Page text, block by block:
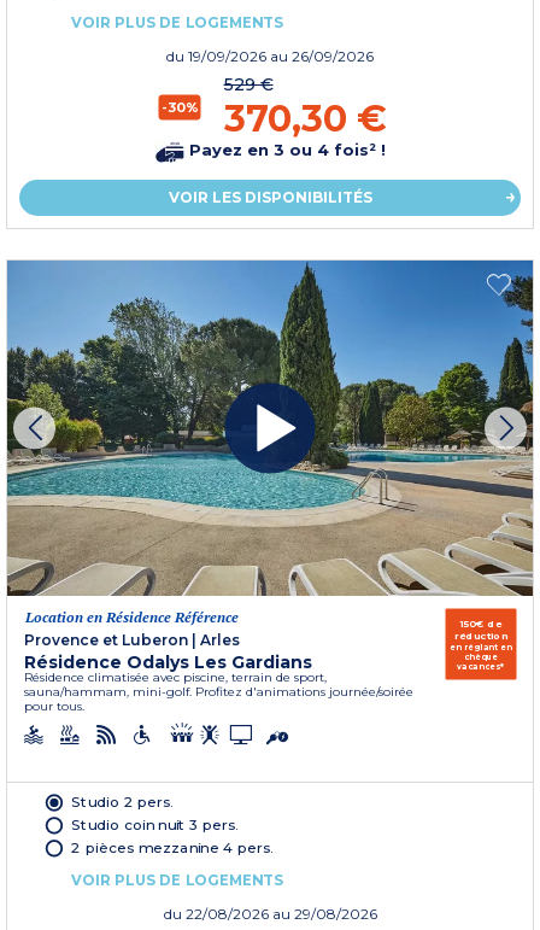
VOIR PLUS DE LOGEMENTS
du 19/09/2026 au 26/09/2026
-30%
529 €
370,30 €
Payez en 3 ou 4 fois² !
VOIR LES DISPONIBILITÉS
Location en Résidence Référence
Provence et Luberon
Arles
Résidence Odalys Les Gardians
Résidence climatisée avec piscine, terrain de sport,
sauna/hammam, mini-golf. Profitez d'animations journée/soirée
pour tous.
150€ de
réduction
en réglant en
chèque
vacances*
Studio 2 pers.
Studio coin nuit 3 pers.
2 pièces mezzanine 4 pers.
VOIR PLUS DE LOGEMENTS
du 22/08/2026 au 29/08/2026